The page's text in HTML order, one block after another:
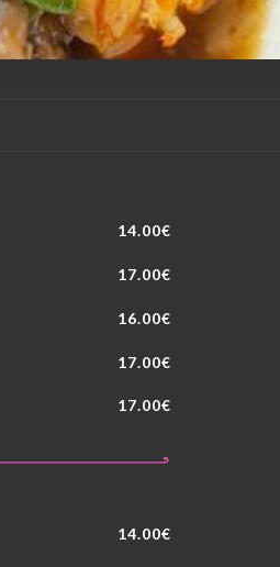
14.00€
17.00€
16.00€
17.00€
17.00€
14.00€